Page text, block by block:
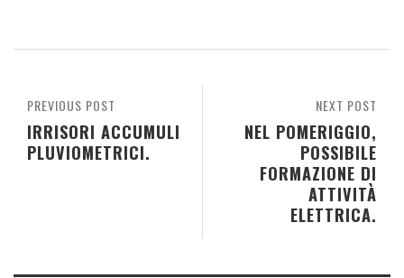
NEXT POST
NEL POMERIGGIO,
POSSIBILE
FORMAZIONE DI
ATTIVITÀ
ELETTRICA.
PREVIOUS POST
IRRISORI ACCUMULI
PLUVIOMETRICI.